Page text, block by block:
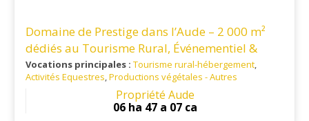
Domaine de Prestige dans l’Aude – 2 000 m²
dédiés au Tourisme Rural, Événementiel &
Séminaires
Vocations principales : Tourisme rural-hébergement,
Activités Equestres,Productions végétales - Autres
: Le domaine bénéficie d’une situation
géographique stratégique, 15 minutes de Castelnaudary, 45
minutes de Carcassonne et de son aéroport international.
Propriété Aude
06 ha 47 a 07 ca